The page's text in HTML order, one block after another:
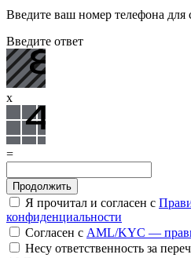
Введите ваш номер телефона для
Введите ответ
x
=
Я прочитал и согласен с
конфиденциальности
Согласен с AML/KYC —
Несу ответственность за